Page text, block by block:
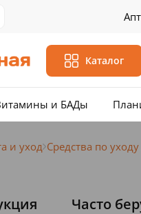
Каталог
и БАДы
и уход Средства по
Часто